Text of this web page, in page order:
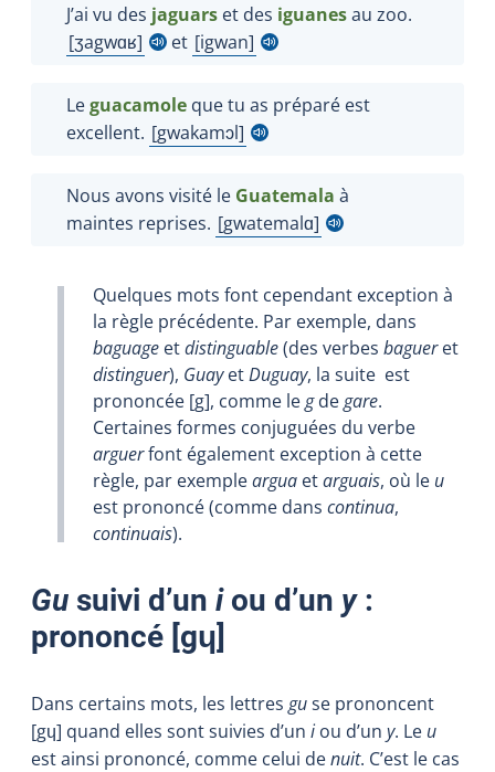
J’ai vu des jaguars et des iguanesau zoo.
ʒagwɑʁ
Afficher l'infobulle
et igwan
Afficher l'infobulle
Leguacamole que tu as préparé est
excellent. gwakamɔl
Afficher l'infobulle
Nous avons visité le Guatemala à
maintes reprises. gwatemalɑ
Afficher l'infobulle
Quelques mots font cependant exception à
la règle précédente. Par exemple, dans
baguage etdistinguable(des verbes bagueret
distinguer), GuayetDuguay, la suite est
prononcée [g], comme legdegare.
Certaines formes conjuguées du verbe
arguerfont également exception à cette
règle, par exempleargua etarguais, où le u
est prononcé (comme dans continua,
continuais).
Gu suivi d’un iou d’un y:
prononcé [gɥ]
Dans certains mots, les lettres guse prononcent
[gɥ] quand elles sont suivies d’un i ou d’un y. Le u
est ainsi prononcé, comme celui denuit. C’est le cas